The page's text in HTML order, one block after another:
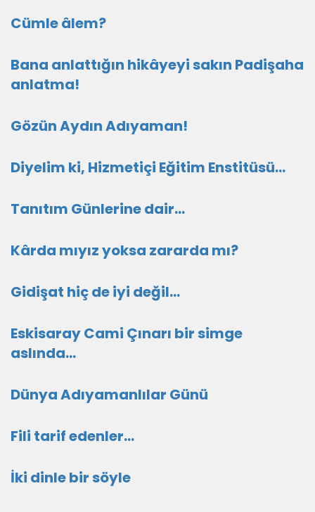
Cümle âlem?
Bana anlattığın hikâyeyi sakın Padişaha
anlatma!
Gözün Aydın Adıyaman!
Diyelim ki, Hizmetiçi Eğitim Enstitüsü…
Tanıtım Günlerine dair…
Kârda mıyız yoksa zararda mı?
Gidişat hiç de iyi değil...
Eskisaray Cami Çınarı bir simge
aslında…
Dünya Adıyamanlılar Günü
Fili tarif edenler…
İki dinle bir söyle